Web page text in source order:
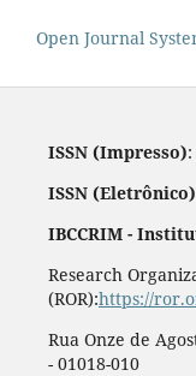
Open Journal
ISSN (Impresso)
ISSN
IBCCRIM -
Research
(ROR):https://
Rua Onze de
- 01018-010